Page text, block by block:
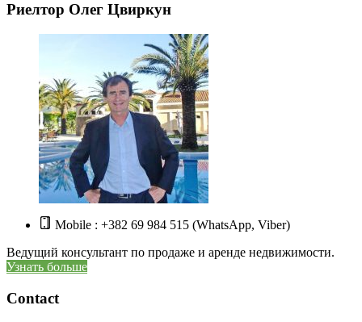
Риелтор Олег Цвиркун
Mobile : +382 69 984 515 (WhatsApp, Viber)
Ведущий консультант по продаже и аренде недвижимости.
Узнать больше
Contact